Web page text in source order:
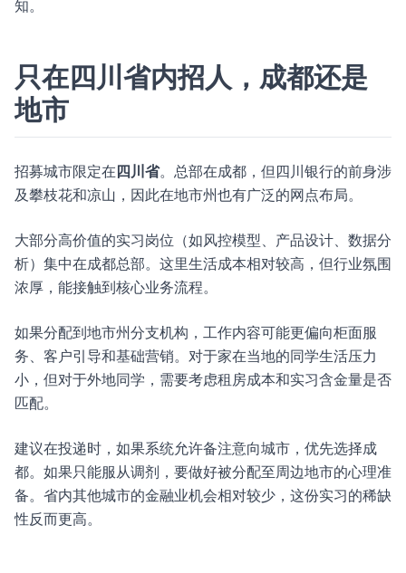
知。
只在四川省内招人，成都还是
地市
招募城市限定在四川省。总部在成都，但四川银行的前身涉
及攀枝花和凉山，因此在地市州也有广泛的网点布局。
大部分高价值的实习岗位（如风控模型、产品设计、数据分
析）集中在成都总部。这里生活成本相对较高，但行业氛围
浓厚，能接触到核心业务流程。
如果分配到地市州分支机构，工作内容可能更偏向柜面服
务、客户引导和基础营销。对于家在当地的同学生活压力
小，但对于外地同学，需要考虑租房成本和实习含金量是否
匹配。
建议在投递时，如果系统允许备注意向城市，优先选择成
都。如果只能服从调剂，要做好被分配至周边地市的心理准
备。省内其他城市的金融业机会相对较少，这份实习的稀缺
性反而更高。